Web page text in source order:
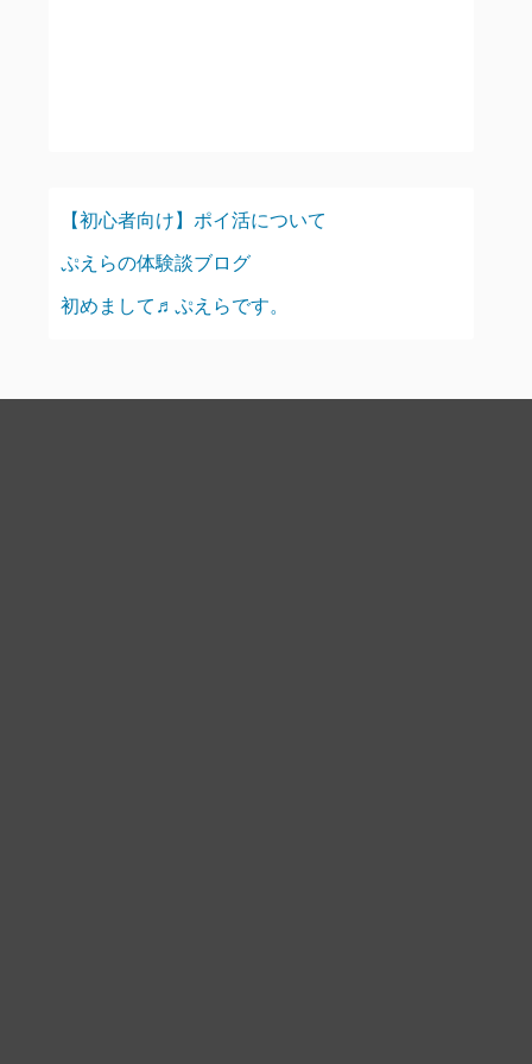
【初心者向け】ポイ活について
ぷえらの体験談ブログ
初めまして♬ぷえらです。